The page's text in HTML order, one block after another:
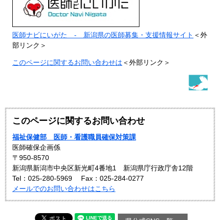
医師ナビにいがた - 新潟県の医師募集・支援情報サイト ＜外
部リンク＞
このページに関するお問い合わせは ＜外部リンク＞
このページに関するお問い合わせ
福祉保健部 医師・看護職員確保対策課
医師確保企画係
〒950-8570
新潟県新潟市中央区新光町4番地1 新潟県庁行政庁舎12階
Tel：025-280-5969
Fax：025-284-0277
メールでのお問い合わせはこちら